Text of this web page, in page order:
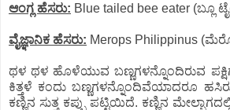
ಆಂಗ್ಲ ಹೆಸರು: Blue tailed bee eater (ಬ್ಲೂ
ವೈಜ್ಞಾನಿಕ ಹೆಸರು: Merops Philippinus
ಥಳ ಥಳ ಹೊಳೆಯುವ ಬಣ್ಣಗಳನ್ನೊಂದಿರುವ
ಕಿತ್ತಳೆ ಕಂದು ಬಣ್ಣಗಳನ್ನೊಂದಿವೆಯಾದರೂ
ಕಣ್ಣಿನ ಸುತ್ತ ಕಪ್ಪು ಪಟ್ಟಿಯಿದೆ. ಕಣ್ಣಿನ